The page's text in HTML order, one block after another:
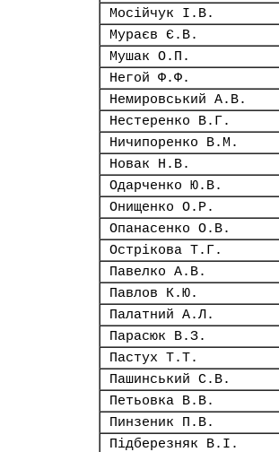
Мосійчук І.В.
Мураєв Є.В.
Мушак О.П.
Негой Ф.Ф.
Немировський А.В.
Нестеренко В.Г.
Ничипоренко В.М.
Новак Н.В.
Одарченко Ю.В.
Онищенко О.Р.
Опанасенко О.В.
Острікова Т.Г.
Павелко А.В.
Павлов К.Ю.
Палатний А.Л.
Парасюк В.З.
Пастух Т.Т.
Пашинський С.В.
Петьовка В.В.
Пинзеник П.В.
Підберезняк В.І.